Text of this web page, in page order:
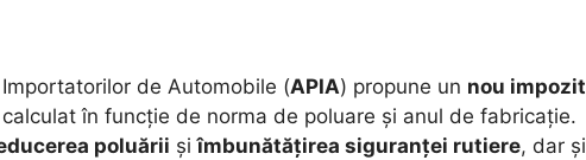
de Automobile (APIA) propune un nou impozit
în funcție de norma de poluare și anul de fabricație.
poluării șiîmbunătățirea siguranței rutiere, dar și